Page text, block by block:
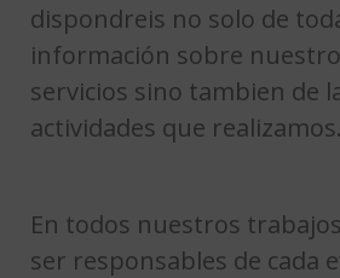
dispondreis no solo de
información sobre
servicios sino tambien de
actividades que realizamos.
En todos nuestros
ser responsables de cada